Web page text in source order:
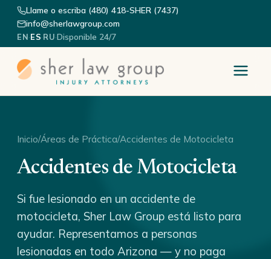
Llame o escriba (480) 418-SHER (7437)
info@sherlawgroup.com
EN·ES·RU·Disponible 24/7
Inicio/Áreas de Práctica/Accidentes de Motocicleta
Accidentes de Motocicleta
Si fue lesionado en un accidente de
motocicleta, Sher Law Group está listo para
ayudar. Representamos a personas
lesionadas en todo Arizona — y no paga